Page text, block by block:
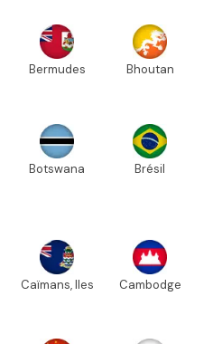
Bermudes Bhoutan
Botswana Brésil
Caïmans, Iles Cambodge